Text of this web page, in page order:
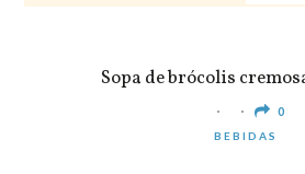
Sopa de brócolis
0
BEBIDAS